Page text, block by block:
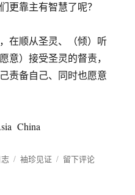
更靠主有智慧了呢？
在顺从圣灵、（倾）听
意）接受圣灵的督责，
责备自己、同时也愿意
China
分
袖珍见证
于
留下评论